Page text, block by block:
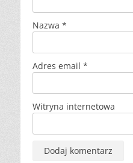
Nazwa *
Adres email *
Witryna internetowa